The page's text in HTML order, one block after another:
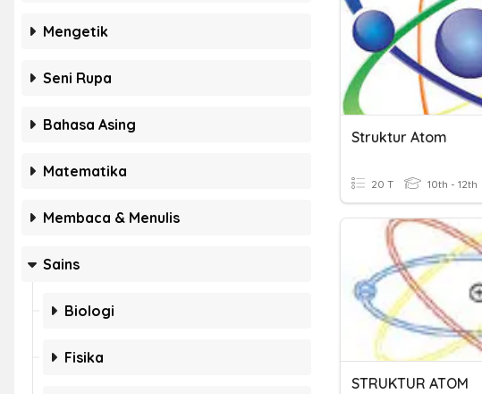
Mengetik
Seni Rupa
Bahasa Asing
Matematika
Membaca & Menulis
Sains
Biologi
Fisika
Struktur Atom
20 T 10th - 12th
STRUKTUR ATOM